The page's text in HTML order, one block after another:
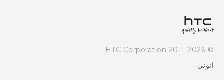
سياسة الخصوصية
Security and Privacy Whitepaper
© 2011-2026 HTC Corporation
انوني